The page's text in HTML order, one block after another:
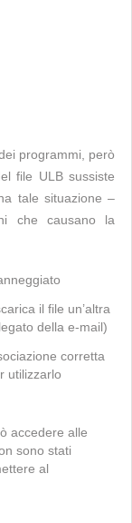
programmi, però
file ULB sussiste
tale situazione –
che causano la
il file un’altra
della e-mail)
corretta
utilizzarlo
accedere alle
sono stati
al